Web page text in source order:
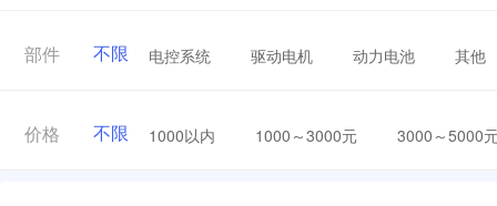
部件 不限 电控系统 驱动电机 动力电池 其他
价格 不限 1000以内 1000～3000元 3000～5000